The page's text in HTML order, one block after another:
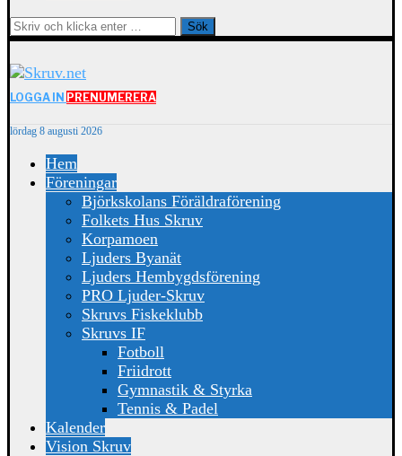
Sök
LOGGA IN PRENUMERERA
lördag 8 augusti 2026
Hem
Föreningar
Björkskolans Föräldraförening
Folkets Hus Skruv
Korpamoen
Ljuders Byanät
Ljuders Hembygdsförening
PRO Ljuder-Skruv
Skruvs Fiskeklubb
Skruvs IF
Fotboll
Friidrott
Gymnastik & Styrka
Tennis & Padel
Kalender
Vision Skruv